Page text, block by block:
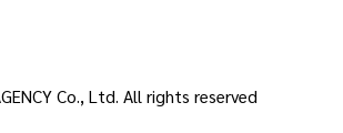
Co., Ltd. All rights reserved